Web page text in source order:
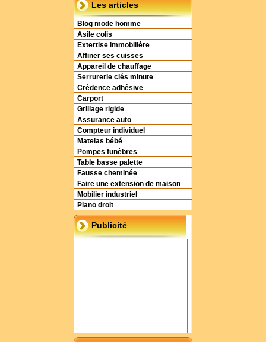
Les articles
Blog mode homme
Asile colis
Extertise immobilière
Affiner ses cuisses
Appareil de chauffage
Serrurerie clés minute
Crédence adhésive
Carport
Grillage rigide
Assurance auto
Compteur individuel
Matelas bébé
Pompes funèbres
Table basse palette
Fausse cheminée
Faire une extension de maison
Mobilier industriel
Piano droit
Publicité